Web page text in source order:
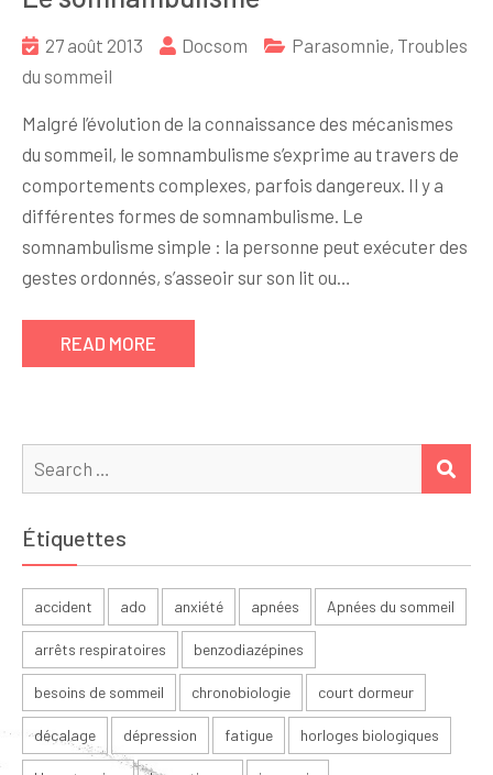
27 août 2013 Docsom Parasomnie, Troubles
du sommeil
Malgré l’évolution de la connaissance des mécanismes
du sommeil, le somnambulisme s’exprime au travers de
comportements complexes, parfois dangereux. Il y a
différentes formes de somnambulisme. Le
somnambulisme simple : la personne peut exécuter des
gestes ordonnés, s’asseoir sur son lit ou…
READ MORE
Search
for:
Étiquettes
accident ado anxiété apnées Apnées du sommeil
arrêts respiratoires benzodiazépines
besoins de sommeil chronobiologie court dormeur
décalage dépression fatigue horloges biologiques